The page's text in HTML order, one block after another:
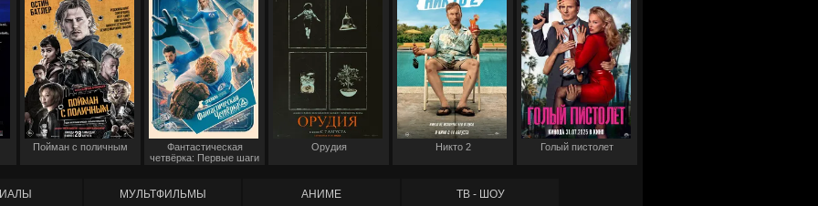
Пойман с поличным
Фантастическая
четвёрка: Первые шаги
Орудия Никто 2 Голый пистолет
МУЛЬТФИЛЬМЫ АНИМЕ ТВ - ШОУ